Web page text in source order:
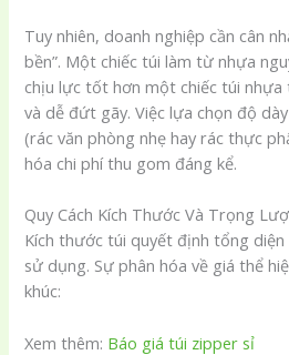
Tuy nhiên, doanh nghiệp cần cân
bền”. Một chiếc túi làm từ nhựa
chịu lực tốt hơn một chiếc túi nhựa
và dễ đứt gãy. Việc lựa chọn độ
(rác văn phòng nhẹ hay rác thực
hóa chi phí thu gom đáng kể.
Quy Cách Kích Thước Và Trọng
Kích thước túi quyết định tổng
sử dụng. Sự phân hóa về giá thể
khúc:
Xem thêm: Báo giá túi zipper sỉ